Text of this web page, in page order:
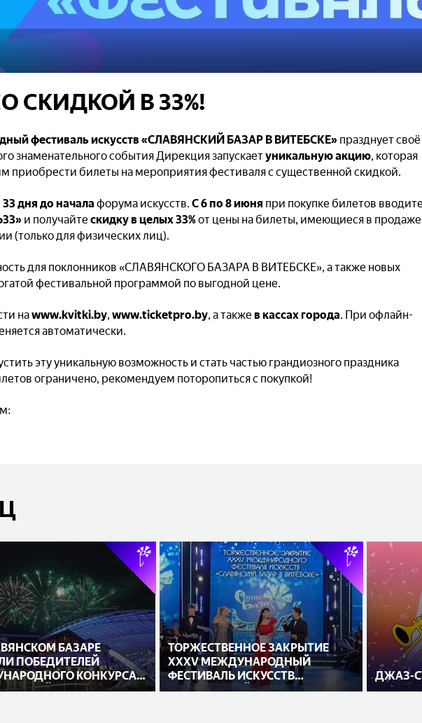
СКИДКОЙ В 33%!
фестиваль искусств«СЛАВЯНСКИЙ БАЗАР В ВИТЕБСКЕ» празднует
знаменательного события Дирекция запускает уникальную акцию, которая
приобрести билеты на мероприятия фестиваля с существенной скидкой.
33 дня до начала форума искусств. С 6 по 8 июня при покупке билетов вводите
и получайте скидку в целых 33%от цены на билеты, имеющиеся в продаже
(только для физических лиц).
для поклонников «СЛАВЯНСКОГО БАЗАРА В ВИТЕБСКЕ», а также новых
фестивальной программой по выгодной цене.
наwww.kvitki.by, www.ticketpro.by, а также в кассах города. При офлайн-
автоматически.
эту уникальную возможность и стать частью грандиозного праздника
ограничено, рекомендуем поторопиться с покупкой!
БАЗАРЕ
ПОБЕДИТЕЛЕЙ
КОНКУРСА
ТОРЖЕСТВЕННОЕ ЗАКРЫТИЕ
XXXV МЕЖДУНАРОДНЫЙ
ФЕСТИВАЛЬ ИСКУССТВ
«СЛАВЯНСКИЙ БАЗАР В
ДЖАЗ-